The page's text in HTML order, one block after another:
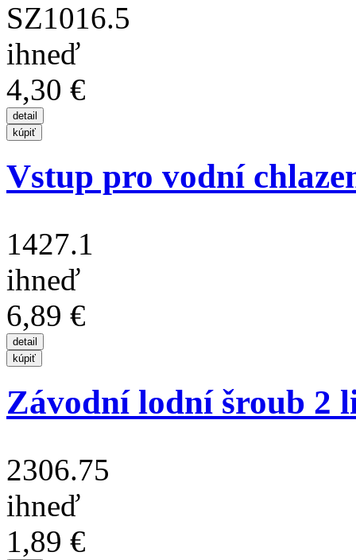
SZ1016.5
ihneď
4,30 €
Vstup pro vodní
1427.1
ihneď
6,89 €
Závodní lodní šroub 2
2306.75
ihneď
1,89 €